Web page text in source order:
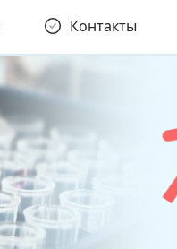
Контакты